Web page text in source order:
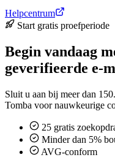
Helpcentrum
Start gratis proefperiode
Begin vandaag
geverifieerde e-
Sluit u aan bij meer dan
Tomba voor nauwkeurige
25 gratis
Minder dan 5%
AVG-conform